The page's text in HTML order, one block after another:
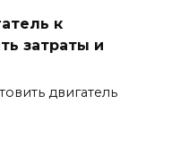
к
затраты и
двигатель